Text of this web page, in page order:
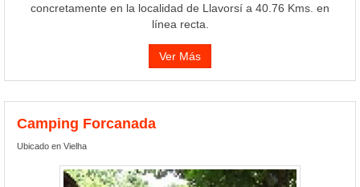
concretamente en la localidad de Llavorsí a 40.76 Kms. en
línea recta.
Ver Más
Camping Forcanada
Ubicado en Vielha